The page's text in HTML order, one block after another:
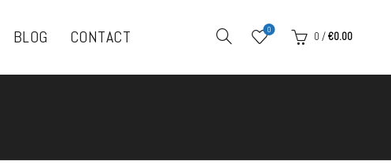
BLOG CONTACT 0
0 / €0.00